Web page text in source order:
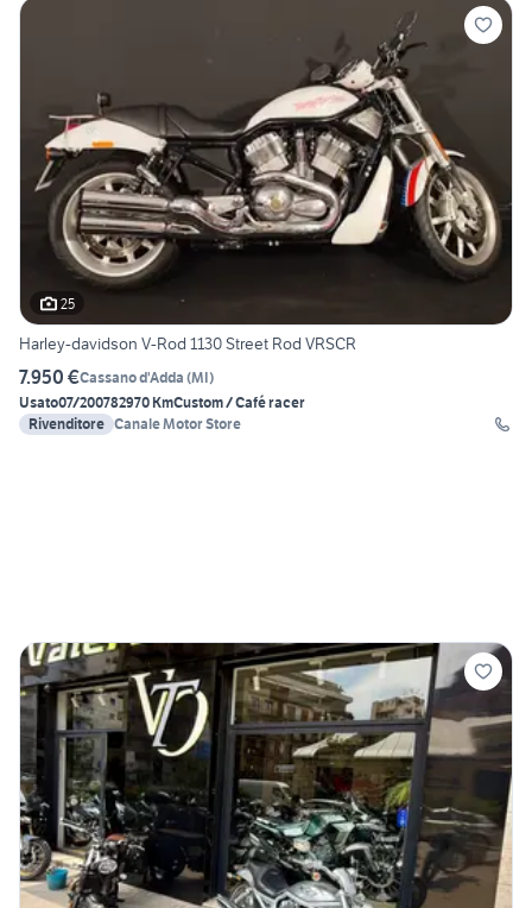
25
Harley-davidson V-Rod 1130 Street Rod VRSCR
7.950 €Cassano d'Adda (MI)
Usato07/200782970 KmCustom / Café racer
Rivenditore Canale Motor Store